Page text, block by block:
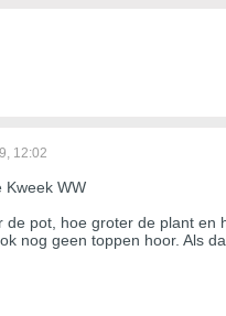
12:02
Kweek WW
de pot, hoe groter de plant en
nog geen toppen hoor. Als